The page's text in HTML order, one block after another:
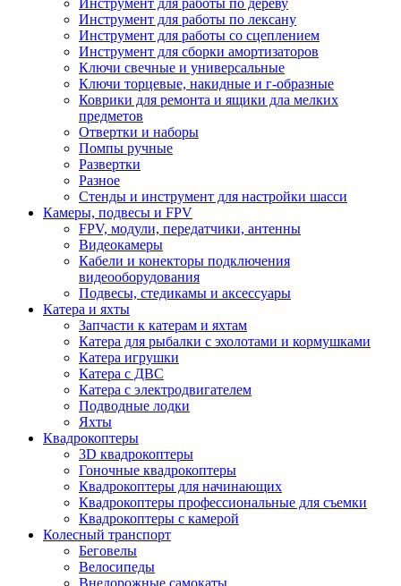
Инструмент для работы по дереву
Инструмент для работы по лексану
Инструмент для работы со сцеплением
Инструмент для сборки амортизаторов
Ключи свечные и универсальные
Ключи торцевые, накидные и г-образные
Коврики для ремонта и ящики дла мелких
предметов
Отвертки и наборы
Помпы ручные
Развертки
Разное
Стенды и инструмент для настройки шасси
Камеры, подвесы и FPV
FPV, модули, передатчики, антенны
Видеокамеры
Кабели и конекторы подключения
видеооборудования
Подвесы, стедикамы и аксессуары
Катера и яхты
Запчасти к катерам и яхтам
Катера для рыбалки с эхолотами и кормушками
Катера игрушки
Катера с ДВС
Катера с электродвигателем
Подводные лодки
Яхты
Квадрокоптеры
3D квадрокоптеры
Гоночные квадрокоптеры
Квадрокоптеры для начинающих
Квадрокоптеры профессиональные для съемки
Квадрокоптеры с камерой
Колесный транспорт
Беговелы
Велосипеды
Внедорожные самокаты